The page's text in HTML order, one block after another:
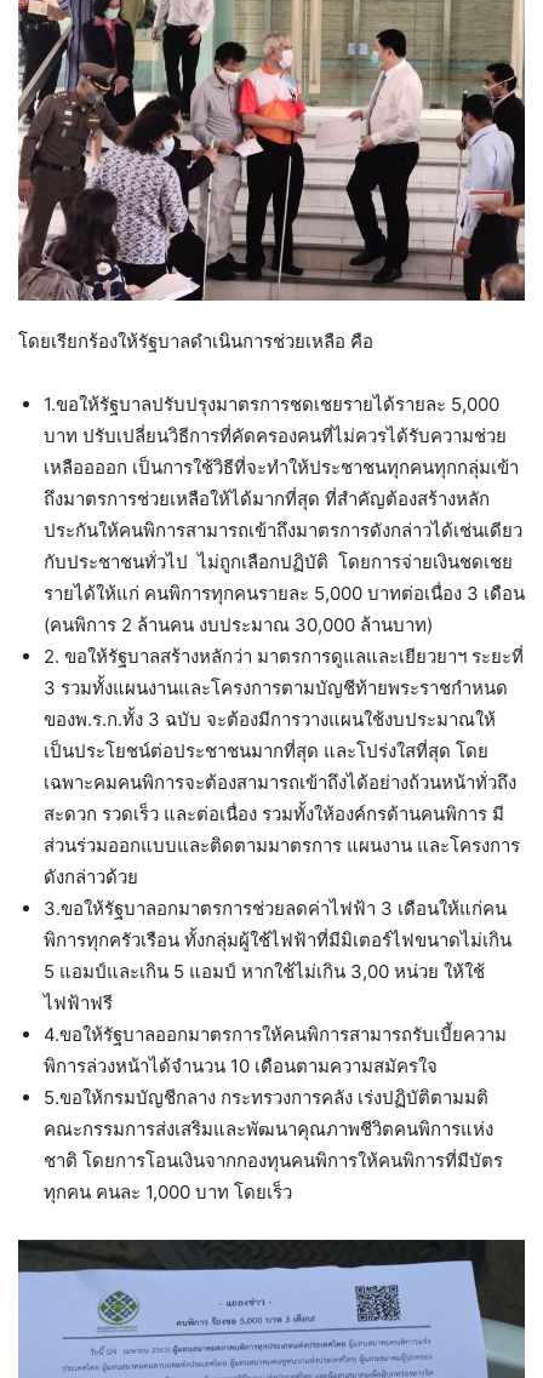
โดยเรียกร้องให้รัฐบาลดำเนินการช่วยเหลือ คือ
1.ขอให้รัฐบาลปรับปรุงมาตรการชดเชยรายได้รายละ 5,000
บาท ปรับเปลี่ยนวิธีการที่คัดครองคนที่ไม่ควรได้รับความช่วย
เหลืออออก เป็นการใช้วิธีที่จะทำให้ประชาชนทุกคนทุกกลุ่มเข้า
ถึงมาตรการช่วยเหลือให้ได้มากที่สุด ที่สำคัญต้องสร้างหลัก
ประกันให้คนพิการสามารถเข้าถึงมาตรการดังกล่าวได้เช่นเดียว
กับประชาชนทั่วไป ไม่ถูกเลือกปฏิบัติ โดยการจ่ายเงินชดเชย
รายได้ให้แก่ คนพิการทุกคนรายละ 5,000 บาทต่อเนื่อง 3 เดือน
(คนพิการ 2 ล้านคน งบประมาณ 30,000 ล้านบาท)
2. ขอให้รัฐบาลสร้างหลักว่า มาตรการดูแลและเยียวยาฯ ระยะที่
3 รวมทั้งแผนงานและโครงการตามบัญชีท้ายพระราชกำหนด
ของพ.ร.ก.ทั้ง 3 ฉบับ จะต้องมีการวางแผนใช้งบประมาณให้
เป็นประโยชน์ต่อประชาชนมากที่สุด และโปร่งใสที่สุด โดย
เฉพาะคมคนพิการจะต้องสามารถเข้าถึงได้อย่างถ้วนหน้าทั่วถึง
สะดวก รวดเร็ว และต่อเนื่อง รวมทั้งให้องค์กรด้านคนพิการ มี
ส่วนร่วมออกแบบและติดตามมาตรการ แผนงาน และโครงการ
ดังกล่าวด้วย
3.ขอให้รัฐบาลอกมาตรการช่วยลดค่าไฟฟ้า 3 เดือนให้แก่คน
พิการทุกครัวเรือน ทั้งกลุ่มผู้ใช้ไฟฟ้าที่มีมิเตอร์ไฟขนาดไม่เกิน
5 แอมป์และเกิน 5 แอมป์ หากใช้ไม่เกิน 3,00 หน่วย ให้ใช้
ไฟฟ้าฟรี
4.ขอให้รัฐบาลออกมาตรการให้คนพิการสามารถรับเบี้ยความ
พิการล่วงหน้าได้จำนวน 10 เดือนตามความสมัครใจ
5.ขอให้กรมบัญชีกลาง กระทรวงการคลัง เร่งปฏิบัติตามมติ
คณะกรรมการส่งเสริมและพัฒนาคุณภาพชีวิตคนพิการแห่ง
ชาติ โดยการโอนเงินจากกองทุนคนพิการให้คนพิการที่มีบัตร
ทุกคน คนละ 1,000 บาท โดยเร็ว